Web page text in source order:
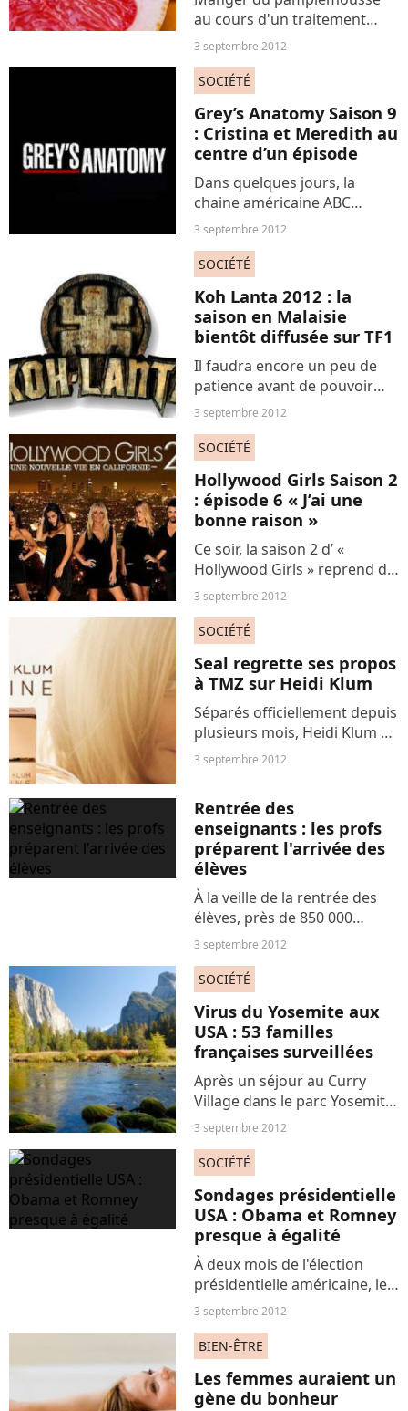
au cours d'un traitement
médicamenteux pourrait être
dangereux pour la santé,
selon la revue médicale
française indépendante
Prescrire. Le fruit agirait en
effet...
3 septembre 2012
SOCIÉTÉ
Grey’s Anatomy Saison 9
: Cristina et Meredith au
centre d’un épisode
Dans quelques jours, la
chaine américaine ABC
diffusera la saison 9 inédite
de la série médicale « Grey’s
Anatomy ». Une saison très
attendu après les
évènements dramatiques de
la...
3 septembre 2012
SOCIÉTÉ
Koh Lanta 2012 : la
saison en Malaisie
bientôt diffusée sur TF1
Il faudra encore un peu de
patience avant de pouvoir
découvrir la saison 12 de «
Koh Lanta » qui se déroule
cette année en Malaisie sur
les iles de Pulau Tiga au large
de Kota Kinabalu....
3 septembre 2012
SOCIÉTÉ
Hollywood Girls Saison 2
: épisode 6 « J’ai une
bonne raison »
Ce soir, la saison 2 d’ «
Hollywood Girls » reprend du
service avec la diffusion de
l’épisode 6 intitulé « J’ai une
bonne raison ». Dans cette
épisode, on en apprendra
plus sur le...
3 septembre 2012
SOCIÉTÉ
Seal regrette ses propos
à TMZ sur Heidi Klum
Séparés officiellement depuis
plusieurs mois, Heidi Klum et
Seal ont longtemps fait office
de couple idéal, un peu
Demi Moore. Las, ce n’était
apparemment pas...
3 septembre 2012
Rentrée des
enseignants : les profs
préparent l'arrivée des
élèves
À la veille de la rentrée des
élèves, près de 850 000
enseignants du primaire et
du secondaire retrouvent
leurs salles de classe pour
faire un point sur la situation
plutôt tendue...
3 septembre 2012
SOCIÉTÉ
Virus du Yosemite aux
USA : 53 familles
françaises surveillées
Après un séjour au Curry
Village dans le parc Yosemite
en Californie, 53 familles
françaises sont surveillées en
raison d'un virus pulmonaire
appelé hantavirus, repéré
chez des touristes....
3 septembre 2012
SOCIÉTÉ
Sondages présidentielle
USA : Obama et Romney
presque à égalité
À deux mois de l'élection
présidentielle américaine, les
deux candidats à la Maison
Blanche sont quasiment à
égalité dans les sondages. Au
lendemain de la convention
républicaine,...
3 septembre 2012
BIEN-ÊTRE
Les femmes auraient un
gène du bonheur